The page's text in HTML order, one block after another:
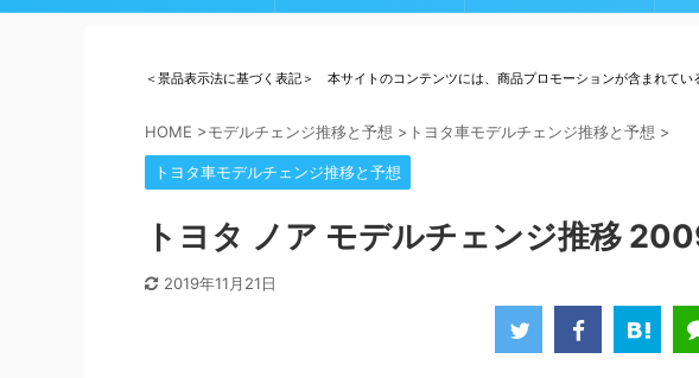
＜景品表示法に基づく表記＞ 本サイトのコンテンツには、商品プロモーションが含まれてい
HOME >モデルチェンジ推移と予想 > トヨタ車モデルチェンジ推移と予想 >
トヨタ車モデルチェンジ推移と予想
トヨタ ノア モデルチェンジ推移
2019年11月21日